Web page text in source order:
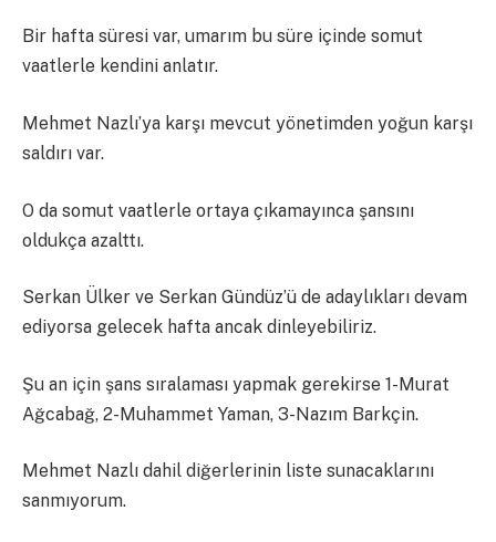
Bir hafta süresi var, umarım bu süre içinde somut
vaatlerle kendini anlatır.
Mehmet Nazlı’ya karşı mevcut yönetimden yoğun karşı
saldırı var.
O da somut vaatlerle ortaya çıkamayınca şansını
oldukça azalttı.
Serkan Ülker ve Serkan Gündüz’ü de adaylıkları devam
ediyorsa gelecek hafta ancak dinleyebiliriz.
Şu an için şans sıralaması yapmak gerekirse 1-Murat
Ağcabağ, 2-Muhammet Yaman, 3-Nazım Barkçin.
Mehmet Nazlı dahil diğerlerinin liste sunacaklarını
sanmıyorum.